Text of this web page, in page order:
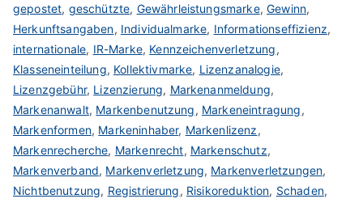
gepostet, geschützte, Gewährleistungsmarke,Gewinn,
Herkunftsangaben, Individualmarke, Informationseffizienz,
internationale, IR-Marke, Kennzeichenverletzung,
Klasseneinteilung, Kollektivmarke, Lizenzanalogie,
Lizenzgebühr, Lizenzierung, Markenanmeldung,
Markenanwalt, Markenbenutzung, Markeneintragung,
Markenformen, Markeninhaber, Markenlizenz,
Markenrecherche, Markenrecht, Markenschutz,
Markenverband, Markenverletzung, Markenverletzungen,
Nichtbenutzung, Registrierung, Risikoreduktion, Schaden,